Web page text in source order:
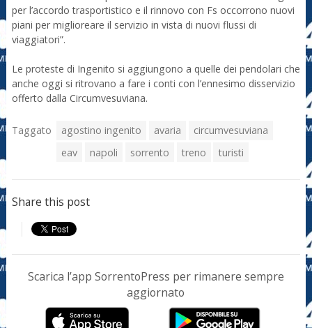
per l’accordo trasportistico e il rinnovo con Fs occorrono nuovi
piani per miglioreare il servizio in vista di nuovi flussi di
viaggiatori”.
Le proteste di Ingenito si aggiungono a quelle dei pendolari che
anche oggi si ritrovano a fare i conti con l’ennesimo disservizio
offerto dalla Circumvesuviana.
Taggato agostino ingenito avaria
circumvesuviana
eav
napoli sorrento treno turisti
Share this post
Scarica l’app SorrentoPress per rimanere sempre
aggiornato